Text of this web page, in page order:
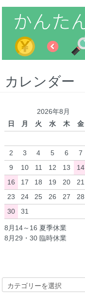
カレンダー
2026年8月
日
月 火 水 木 金
2
3 4 5 6 7
9
10 11 12 13 14
16
17 18 19 20 21
23
24 25 26 27 28
30
31
8月14～16 夏季休業
8月29・30 臨時休業